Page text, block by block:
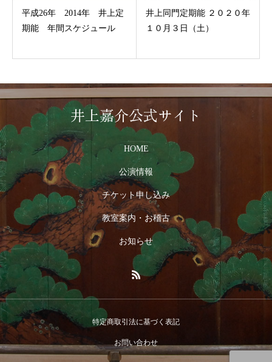
平成26年 2014年 井上定
期能 年間スケジュール
井上同門定期能 ２０２０年
１０月３日（土）
井上嘉介公式サイト
HOME
公演情報
チケット申し込み
教室案内・お稽古
お知らせ
特定商取引法に基づく表記
お問い合わせ